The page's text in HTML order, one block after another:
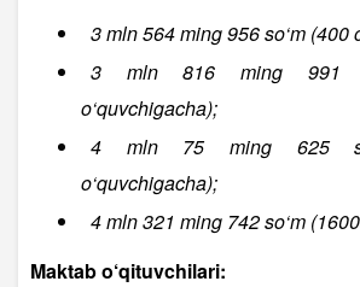
3 mln 564 ming 956 so‘m (400
3 mln 816 ming 991
o‘quvchigacha);
4 mln 75 ming 625
o‘quvchigacha);
4 mln 321 ming 742 so‘m
Maktab o‘qituvchilari: